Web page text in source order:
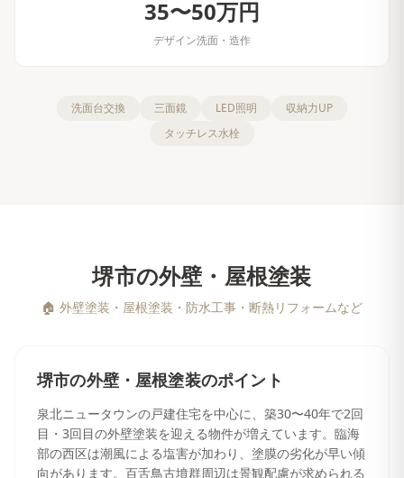
35〜50万円
デザイン洗面・造作
洗面台交換 三面鏡 LED照明
収納力UP
タッチレス水栓
堺市の外壁・屋根塗装
🏠 外壁塗装・屋根塗装・防水工事・断熱リフォームなど
堺市の外壁・屋根塗装のポイント
泉北ニュータウンの戸建住宅を中心に、築30〜40年で2回
目・3回目の外壁塗装を迎える物件が増えています。臨海
部の西区は潮風による塩害が加わり、塗膜の劣化が早い傾
向があります。百舌鳥古墳群周辺は景観配慮が求められる